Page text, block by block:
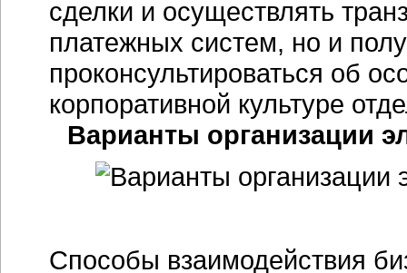
сделки и осуществлять
платежных систем, но и
проконсультироваться об
корпоративной культуре
Варианты организации
Способы взаимодействия